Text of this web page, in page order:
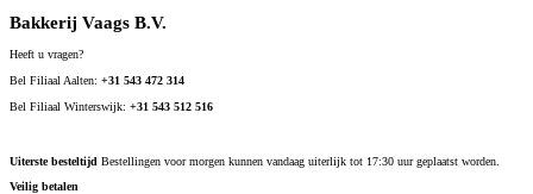
Bakkerij Vaags B.V.
Heeft u vragen?
Bel Filiaal Aalten: +31 543 472 314
Bel Filiaal Winterswijk: +31 543 512 516
Uiterste besteltijd Bestellingen voor morgen kunnen vandaag uiterlijk tot 17:30 uur geplaatst worden.
Veilig betalen